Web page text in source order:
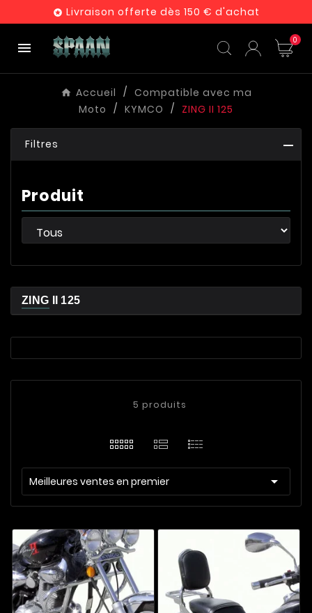
 Livraison offerte dès 150 € d'achat
 0
Accueil
Compatible avec ma
Moto
KYMCO ZING II 125
Filtres
Produit
ZING II 125
5 produits
Meilleures ventes en premier 